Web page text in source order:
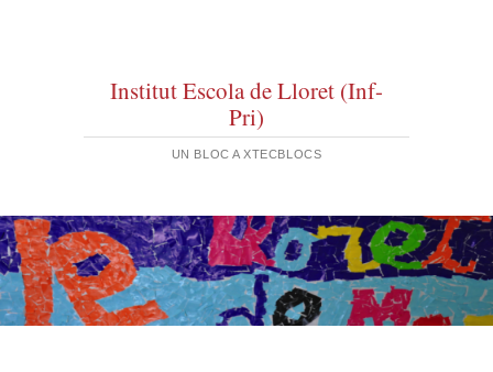
Institut Escola de Lloret (Inf-
Pri)
UN BLOC A XTECBLOCS